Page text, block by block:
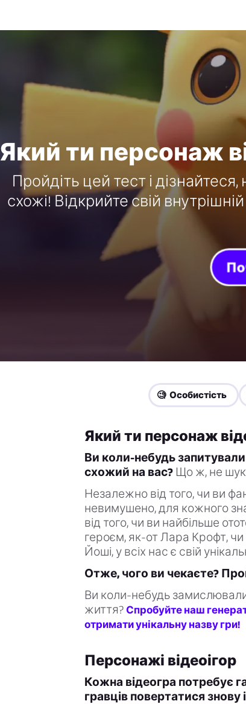
Який ти персонаж
Пройдіть цей тест і
схожі! Відкрийте свій
🧐 Особистість
Який ти персонаж
Ви коли-небудь
схожий на вас? Що ж, не
Незалежно від того, чи ви
невимушено, для кожного
від того, чи ви найбільше
героєм, як-от Лара Крофт,
Йоші, у всіх нас є свій
Отже, чого ви чекаєте?
Ви коли-небудь
життя? Спробуйте наш
отримати унікальну назву гри!
Персонажі відеоігор
Кожна відеогра потребує
гравців повертатися знову